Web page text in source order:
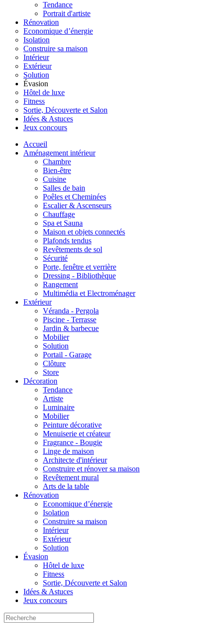
Tendance
Portrait d'artiste
Rénovation
Economique d’énergie
Isolation
Construire sa maison
Intérieur
Extérieur
Solution
Évasion
Hôtel de luxe
Fitness
Sortie, Découverte et Salon
Idées & Astuces
Jeux concours
Accueil
Aménagement intérieur
Chambre
Bien-être
Cuisine
Salles de bain
Poêles et Cheminées
Escalier & Ascenseurs
Chauffage
Spa et Sauna
Maison et objets connectés
Plafonds tendus
Revêtements de sol
Sécurité
Porte, fenêtre et verrière
Dressing - Bibliothèque
Rangement
Multimédia et Electroménager
Extérieur
Véranda - Pergola
Piscine - Terrasse
Jardin & barbecue
Mobilier
Solution
Portail - Garage
Clôture
Store
Décoration
Tendance
Artiste
Luminaire
Mobilier
Peinture décorative
Menuiserie et créateur
Fragrance - Bougie
Linge de maison
Architecte d'intérieur
Construire et rénover sa maison
Revêtement mural
Arts de la table
Rénovation
Economique d’énergie
Isolation
Construire sa maison
Intérieur
Extérieur
Solution
Évasion
Hôtel de luxe
Fitness
Sortie, Découverte et Salon
Idées & Astuces
Jeux concours